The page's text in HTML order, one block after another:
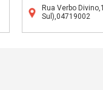
Rua Verbo
Sul),04719002